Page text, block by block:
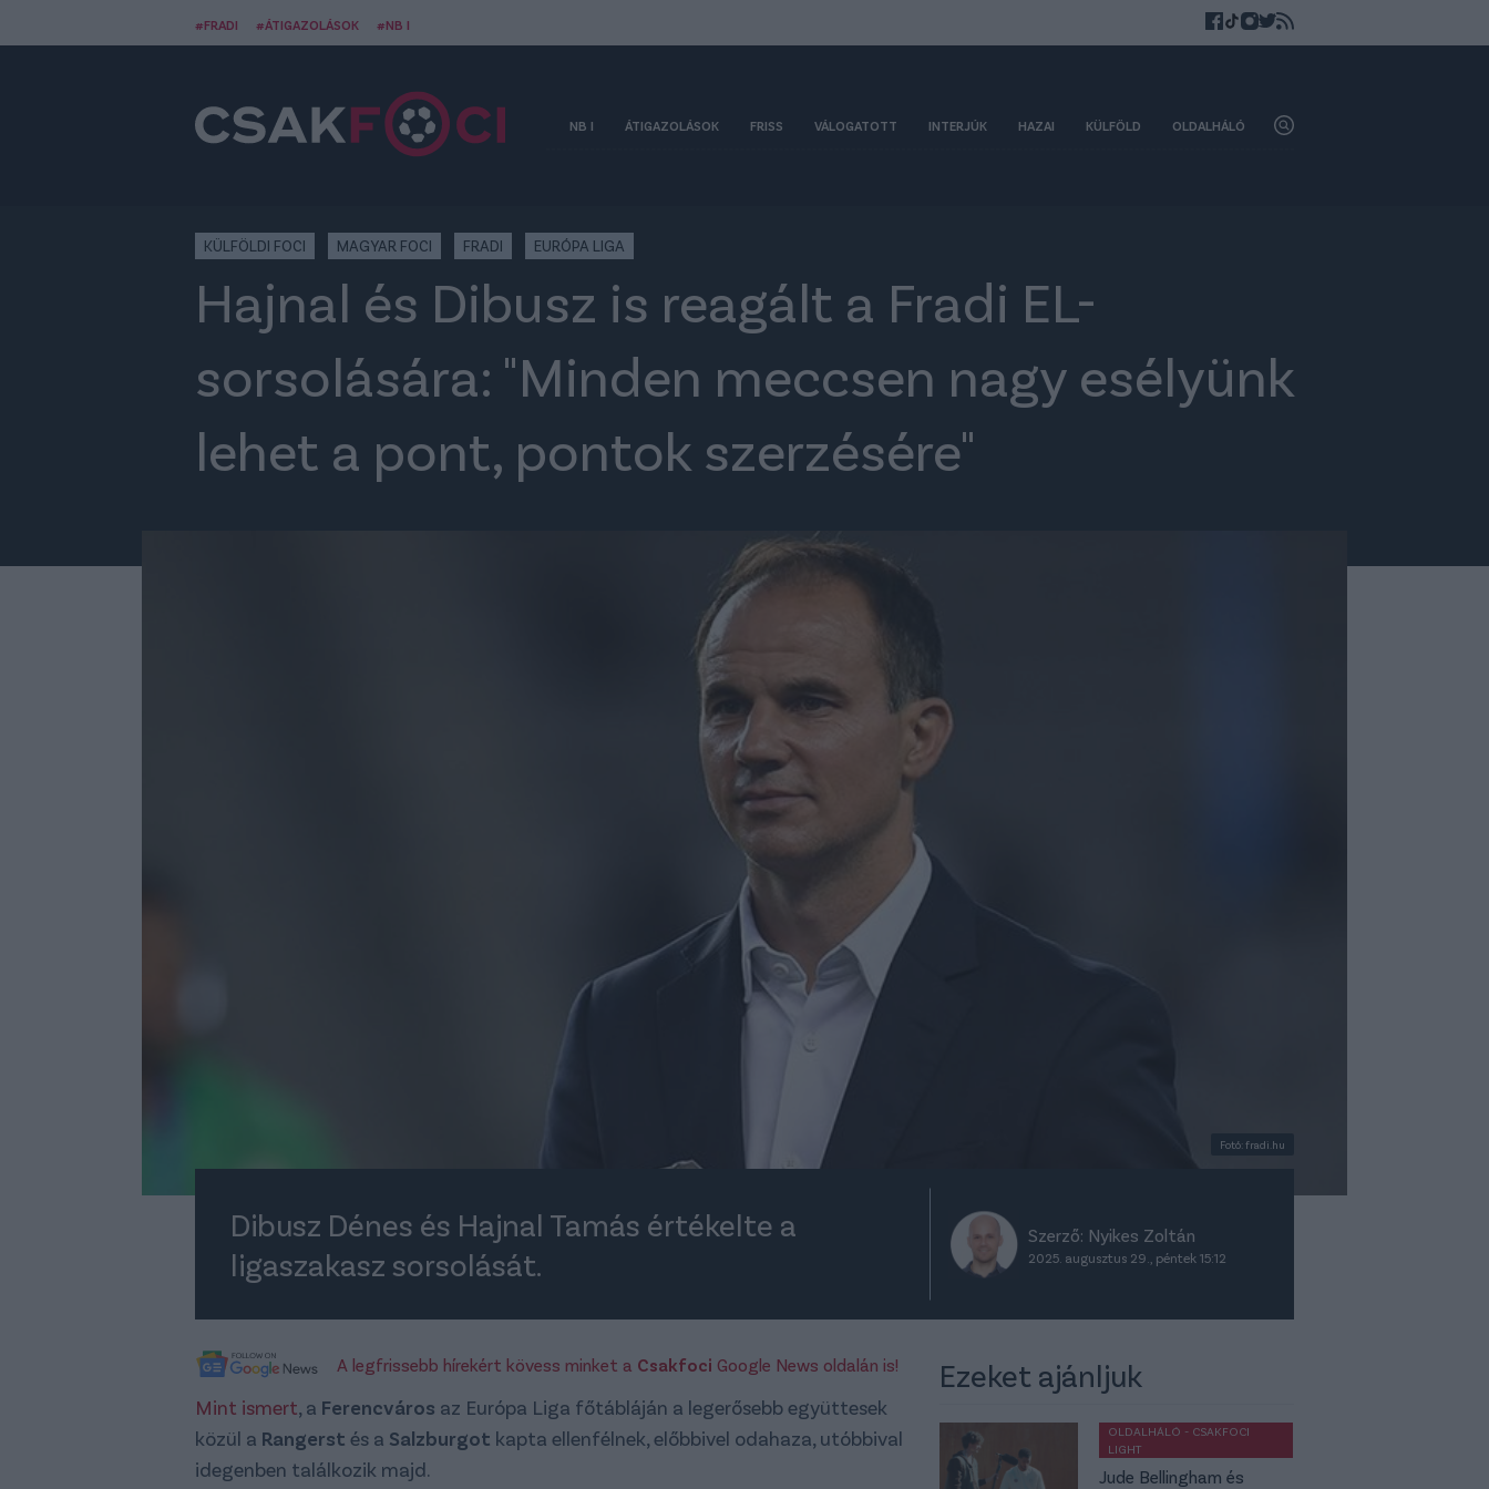
#FRADI #ÁTIGAZOLÁSOK #NB I
NB I ÁTIGAZOLÁSOK FRISS VÁLOGATOTT INTERJÚK HAZAI KÜLFÖLD OLDALHÁLÓ
KÜLFÖLDI FOCI MAGYAR FOCI FRADI EURÓPA LIGA
Hajnal és Dibusz is reagált a Fradi EL-
sorsolására: "Minden meccsen nagy esélyünk
lehet a pont, pontok szerzésére"
Fotó: fradi.hu
Dibusz Dénes és Hajnal Tamás értékelte a
ligaszakasz sorsolását.
Szerző: Nyikes Zoltán
2025. augusztus 29., péntek 15:12
A legfrissebb hírekért kövess minket a Csakfoci Google News oldalán is!
Mint ismert, a Ferencváros az Európa Liga főtábláján a legerősebb együttesek
közül a Rangerst és a Salzburgot kapta ellenfélnek, előbbivel odahaza, utóbbival
idegenben találkozik majd.
Ezeket ajánljuk
OLDALHÁLÓ - CSAKFOCI
LIGHT
Jude Bellingham és